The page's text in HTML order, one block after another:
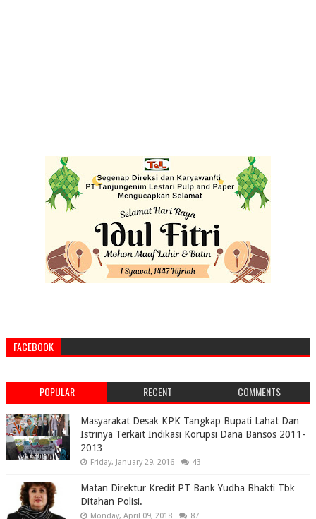
FACEBOOK
POPULAR RECENT COMMENTS
Masyarakat Desak KPK Tangkap Bupati Lahat Dan
Istrinya Terkait Indikasi Korupsi Dana Bansos 2011-
2013
Friday, January 29, 2016 43
Matan Direktur Kredit PT Bank Yudha Bhakti Tbk
Ditahan Polisi.
Monday, April 09, 2018 87